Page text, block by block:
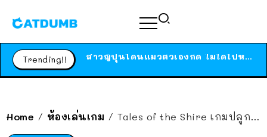
Trending!! ได้เวลาเด็กหนวดรวมตัว RF Online Next เปิดให้เล่นแล้ว เกม Sci-Fi MMORPG ระดับตำนาน เล่นได้ทั้งมือถือและ PC
Home / ห้องเล่นเกม / Tales of the Shire เกมปลูกผัก ในโลก The Lord of the Rings ใช้ชีวิตชิลล์ ๆ ในแคว้น Shire ไม่ต้องไปรบกับออร์ค